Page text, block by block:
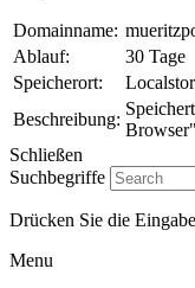
Domainname:
Ablauf:
30 Tage
Speicherort:
Beschreibung:
Schließen
Suchbegriffe
Drücken Sie die
Menu